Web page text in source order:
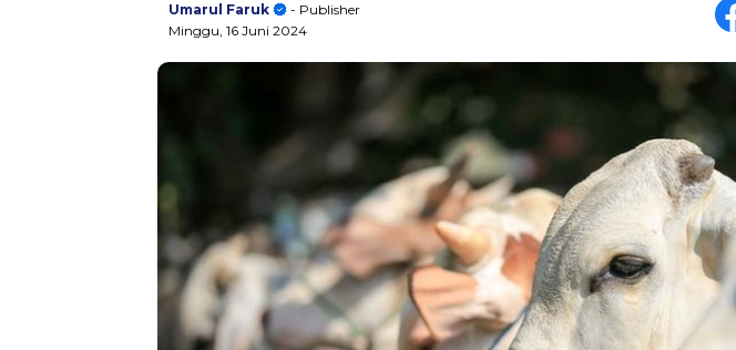
Umarul Faruk
- Publisher
Minggu, 16 Juni 2024